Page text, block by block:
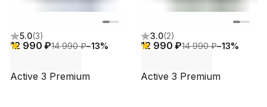
5.0(3)
12 990 ₽14 990 ₽−13%
Active 3 Premium
3.0(2)
12 990 ₽14 990 ₽−13%
Active 3 Premium